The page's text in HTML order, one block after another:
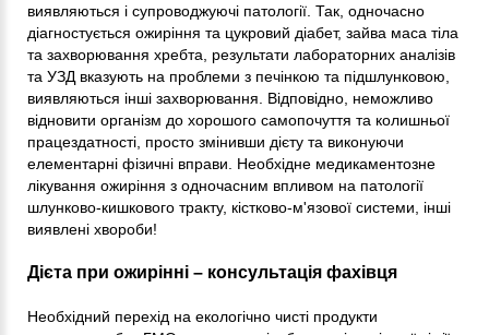
виявляються і супроводжуючі патології. Так, одночасно
діагностується ожиріння та цукровий діабет, зайва маса тіла
та захворювання хребта, результати лабораторних аналізів
та УЗД вказують на проблеми з печінкою та підшлунковою,
виявляються інші захворювання. Відповідно, неможливо
відновити організм до хорошого самопочуття та колишньої
працездатності, просто змінивши дієту та виконуючи
елементарні фізичні вправи. Необхідне медикаментозне
лікування ожиріння з одночасним впливом на патології
шлунково-кишкового тракту, кістково-м'язової системи, інші
виявлені хвороби!
Дієта при ожирінні – консультація фахівця
Необхідний перехід на екологічно чисті продукти